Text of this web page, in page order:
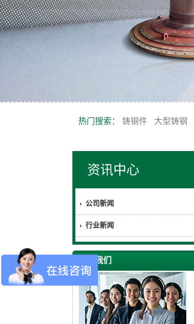
热门搜索： 铸钢件 大型铸钢
资讯中心
公司新闻
行业新闻
联系我们